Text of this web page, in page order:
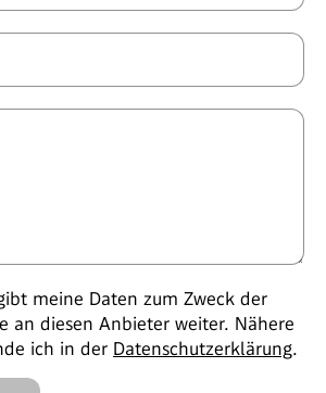
gibt meine Daten zum Zweck der
an diesen Anbieter weiter. Nähere
ich in der Datenschutzerklärung.